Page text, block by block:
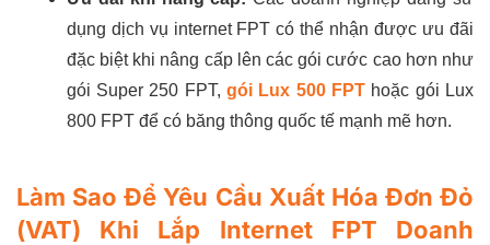
dụng dịch vụ internet FPT có thể nhận được ưu đãi
đặc biệt khi nâng cấp lên các gói cước cao hơn như
gói Super 250 FPT,gói Lux 500 FPT hoặc gói Lux
800 FPT để có băng thông quốc tế mạnh mẽ hơn.
Làm Sao Để Yêu Cầu Xuất Hóa Đơn Đỏ
(VAT) Khi Lắp Internet FPT Doanh